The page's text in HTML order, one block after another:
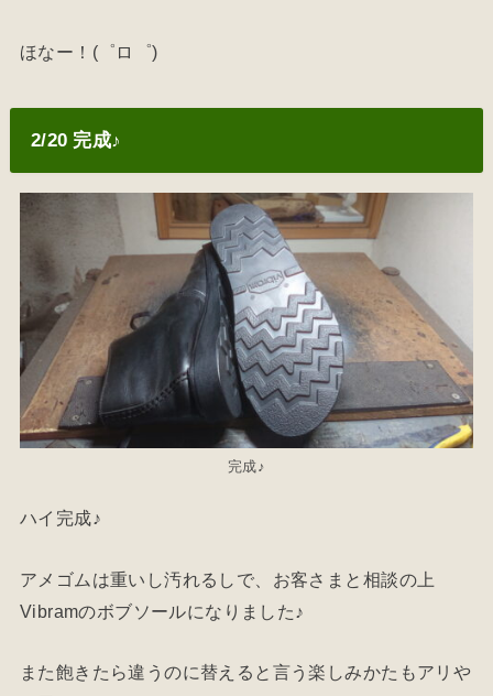
ほなー！(゜ロ゜)
2/20 完成♪
完成♪
ハイ完成♪
アメゴムは重いし汚れるしで、お客さまと相談の上
Vibramのボブソールになりました♪
また飽きたら違うのに替えると言う楽しみかたもアリや